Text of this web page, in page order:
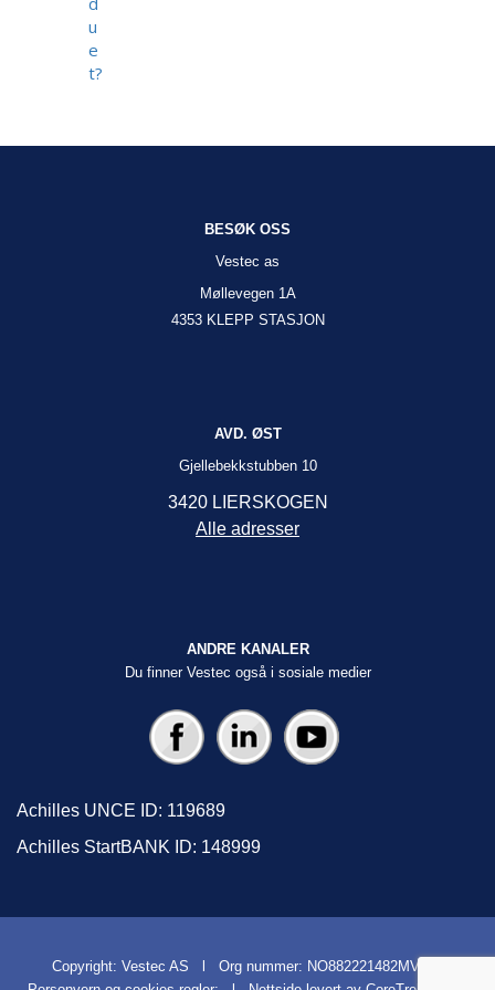
u
e
t?
BESØK OSS
Vestec as
Møllevegen 1A
4353 KLEPP STASJON
AVD. ØST
Gjellebekkstubben 10
3420 LIERSKOGEN
Alle adresser
ANDRE KANALER
Du finner Vestec også i sosiale medier
Achilles UNCE ID: 119689
Achilles StartBANK ID: 148999
Copyright: Vestec AS l Org nummer: NO882221482MVA l